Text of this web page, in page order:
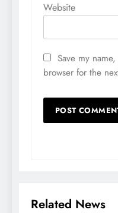
Website
Save my
browser for the
Related News